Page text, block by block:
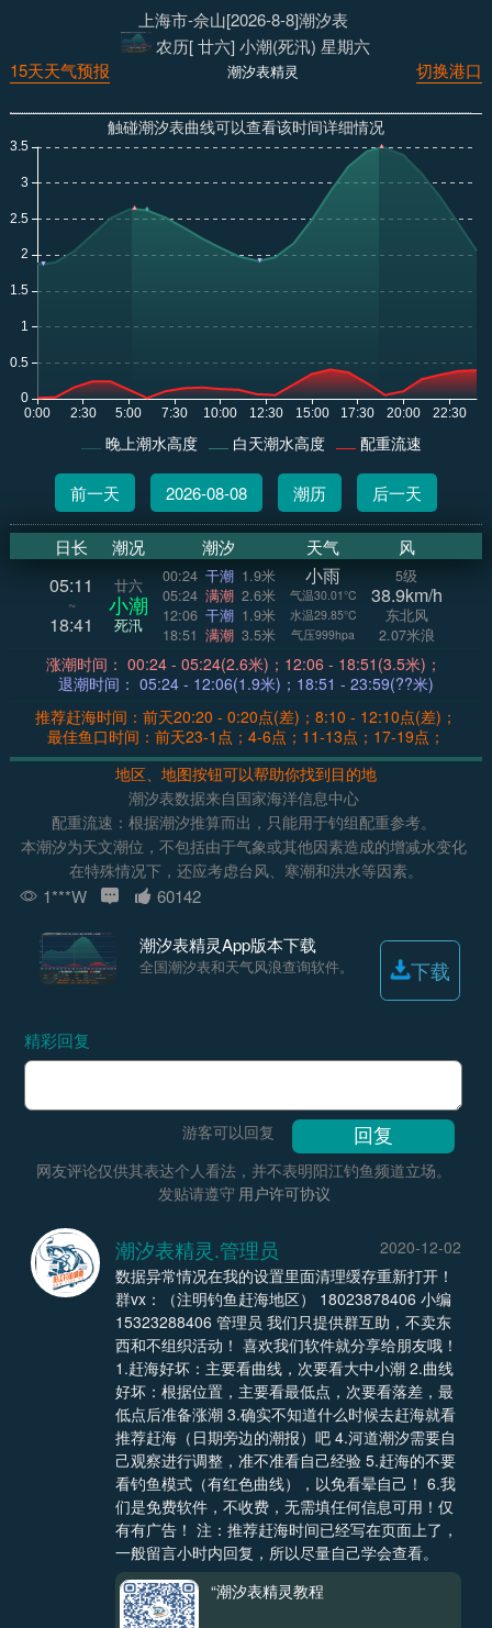
上海市-佘山[2026-8-8]潮汐表
农历[ 廿六] 小潮(死汛) 星期六
切换港口
潮汐表精灵
15天天气预报
触碰潮汐表曲线可以查看该时间详细情况
晚上潮水高度 白天潮水高度 配重流速
前一天 2026-08-08 潮历 后一天
日长 潮况 潮汐 天气 风
05:11
~
18:41
廿六
小潮
死汛
00:24 干潮 1.9米
05:24 满潮 2.6米
12:06 干潮 1.9米
18:51 满潮 3.5米
小雨
气温30.01°C
水温29.85°C
气压999hpa
5级
38.9km/h
东北风
2.07米浪
涨潮时间： 00:24 - 05:24(2.6米)；12:06 - 18:51(3.5米)；
退潮时间： 05:24 - 12:06(1.9米)；18:51 - 23:59(??米)
推荐赶海时间：前天20:20 - 0:20点(差)；8:10 - 12:10点(差)；
最佳鱼口时间：前天23-1点；4-6点；11-13点；17-19点；
地区、地图按钮可以帮助你找到目的地
潮汐表数据来自国家海洋信息中心
配重流速：根据潮汐推算而出，只能用于钓组配重参考。
本潮汐为天文潮位，不包括由于气象或其他因素造成的增减水变化
在特殊情况下，还应考虑台风、寒潮和洪水等因素。
1***W 60142
潮汐表精灵App版本下载
全国潮汐表和天气风浪查询软件。 下载
精彩回复
游客可以回复
网友评论仅供其表达个人看法，并不表明阳江钓鱼频道立场。
发贴请遵守 用户许可协议
潮汐表精灵.管理员
2020-12-02
数据异常情况在我的设置里面清理缓存重新打开！
群vx：（注明钓鱼赶海地区） 18023878406 小编
15323288406 管理员 我们只提供群互助，不卖东
西和不组织活动！ 喜欢我们软件就分享给朋友哦！
1.赶海好坏：主要看曲线，次要看大中小潮 2.曲线
好坏：根据位置，主要看最低点，次要看落差，最
低点后准备涨潮 3.确实不知道什么时候去赶海就看
推荐赶海（日期旁边的潮报）吧 4.河道潮汐需要自
己观察进行调整，准不准看自己经验 5.赶海的不要
看钓鱼模式（有红色曲线），以免看晕自己！ 6.我
们是免费软件，不收费，无需填任何信息可用！仅
有有广告！ 注：推荐赶海时间已经写在页面上了，
一般留言小时内回复，所以尽量自己学会查看。
“潮汐表精灵教程